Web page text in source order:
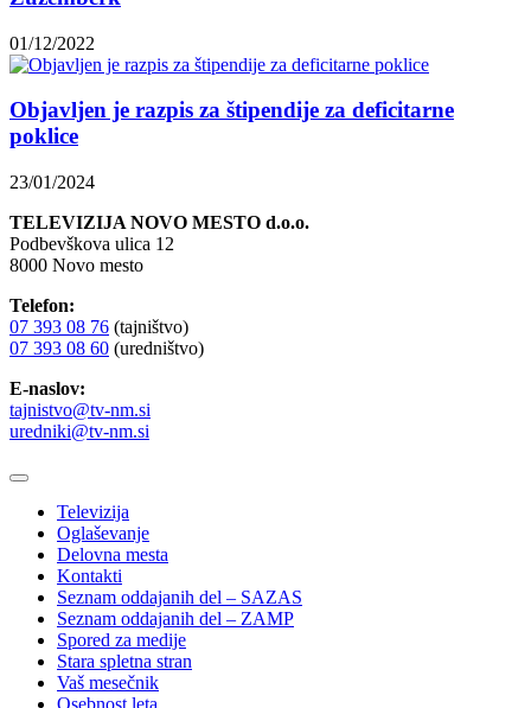
01/12/2022
Objavljen je razpis za štipendije za deficitarne
poklice
23/01/2024
TELEVIZIJA NOVO MESTO d.o.o.
Podbevškova ulica 12
8000 Novo mesto
Telefon:
07 393 08 76 (tajništvo)
07 393 08 60 (uredništvo)
E-naslov:
tajnistvo@tv-nm.si
uredniki@tv-nm.si
Televizija
Oglaševanje
Delovna mesta
Kontakti
Seznam oddajanih del – SAZAS
Seznam oddajanih del – ZAMP
Spored za medije
Stara spletna stran
Vaš mesečnik
Osebnost leta